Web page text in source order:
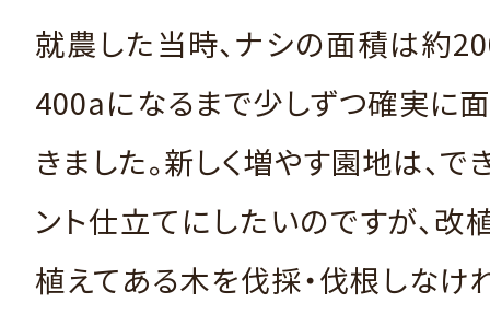
就農した当時、ナシの面積は約
400aになるまで少しずつ確実に
きました。新しく増やす園地は、で
ント仕立てにしたいのですが、改
植えてある木を伐採・伐根しなけ